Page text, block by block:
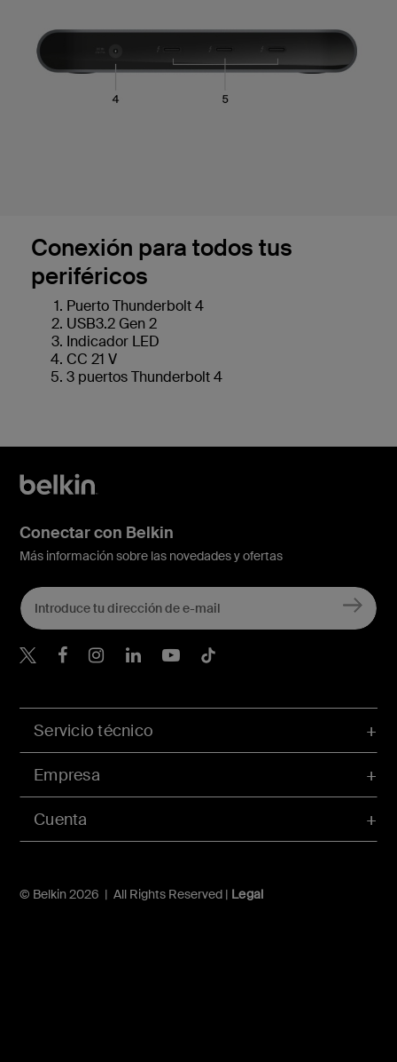
Conexión para todos tus
periféricos
Puerto Thunderbolt 4
USB3.2 Gen 2
Indicador LED
CC 21 V
3 puertos Thunderbolt 4
Cuenta
Servicio técnico
Empresa
© Belkin 2026 | All Rights Reserved | Legal
Conectar con Belkin
Más información sobre las novedades y ofertas
Belkin Twitter